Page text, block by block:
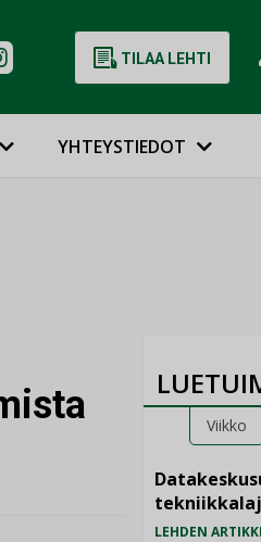
TILAA LEHTI
YHTEYSTIEDOT
Viikko
LEHDEN